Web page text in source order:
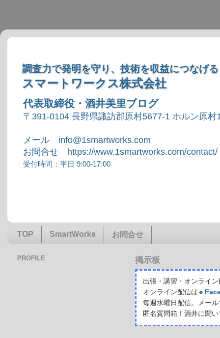
調査力で発明を守り、技術を収益につなげる
スマートワークス株式会社
代表取締役・酒井美里ブログ
〒391-0104 長野県諏訪郡原村5677-1 ホルン原村
メール info@1smartworks.com
お問合せ https://www.1smartworks.com/contact/
受付時間：平日 9:00-17:00
TOP SmartWorks お問合せ
掲示板
出張・講習・オンライ
オンライン配信は🔹
毎週水曜日配信。メー
匿名質問箱！酒井に聞
PROFILE